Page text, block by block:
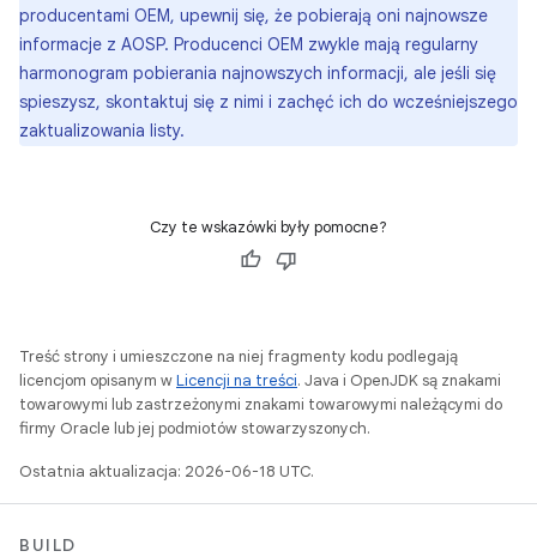
producentami OEM, upewnij się, że pobierają oni najnowsze
informacje z AOSP. Producenci OEM zwykle mają regularny
harmonogram pobierania najnowszych informacji, ale jeśli się
spieszysz, skontaktuj się z nimi i zachęć ich do wcześniejszego
zaktualizowania listy.
Czy te wskazówki były pomocne?
Treść strony i umieszczone na niej fragmenty kodu podlegają
licencjom opisanym wLicencji na treści. Java i OpenJDK są znakami
towarowymi lub zastrzeżonymi znakami towarowymi należącymi do
firmy Oracle lub jej podmiotów stowarzyszonych.
Ostatnia aktualizacja: 2026-06-18 UTC.
BUILD